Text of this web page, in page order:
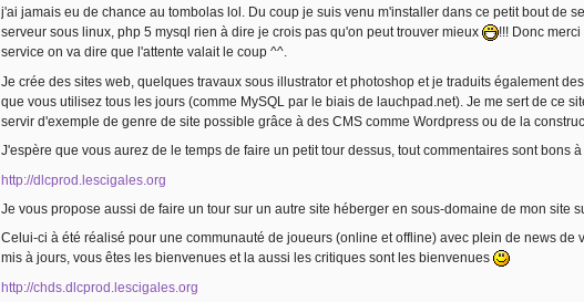
j'ai jamais eu de chance au tombolas lol. Du coup je suis venu m'installer dans ce petit bout de
serveur sous linux, php 5 mysql rien à dire je crois pas qu'on peut trouver mieux
!!! Donc
service on va dire que l'attente valait le coup ^^.
Je crée des sites web, quelques travaux sous illustrator et photoshop et je traduits également
que vous utilisez tous les jours (comme MySQL par le biais de lauchpad.net). Je me sert de ce
servir d'exemple de genre de site possible grâce à des CMS comme Wordpress ou de la
J'espère que vous aurez de le temps de faire un petit tour dessus, tout commentaires sont bons
http://dlcprod.lescigales.org
Je vous propose aussi de faire un tour sur un autre site héberger en sous-domaine de mon site
Celui-ci à été réalisé pour une communauté de joueurs (online et offline) avec plein de news
mis à jours, vous êtes les bienvenues et la aussi les critiques sont les bienvenues
http://chds.dlcprod.lescigales.org